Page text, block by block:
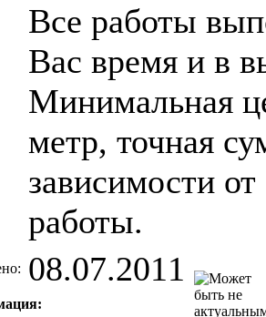
Все работы
Вас время и в
Минимальная
метр, точная
зависимости
работы.
08.07.2011